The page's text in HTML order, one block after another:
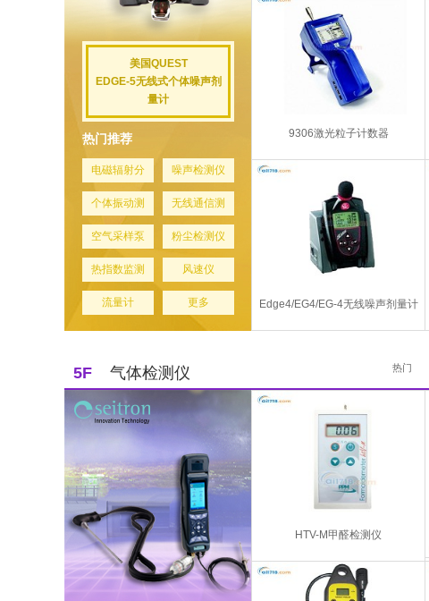
美国QUEST
EDGE-5无线式个体噪声剂
量计
热门推荐
电磁辐射分 噪声检测仪
个体振动测 无线通信测
空气采样泵 粉尘检测仪
热指数监测 风速仪
流量计 更多
9306激光粒子计数器
Edge4/EG4/EG-4无线噪声剂量计
5F 气体检测仪 热门
HTV-M甲醛检测仪